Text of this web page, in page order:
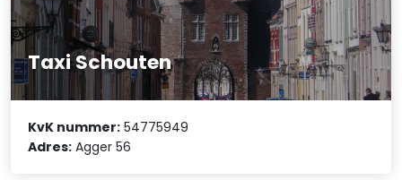
Taxi Schouten
KvK nummer: 54775949
Adres: Agger 56